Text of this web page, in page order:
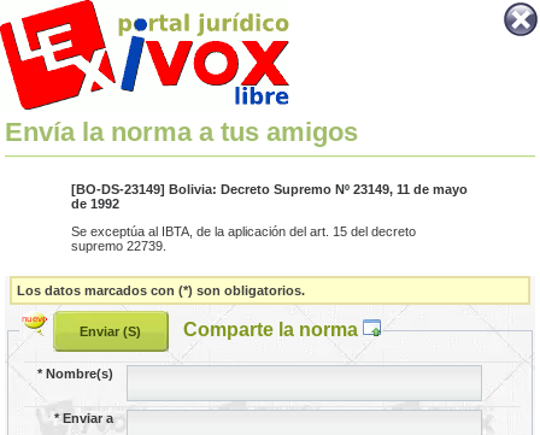
Envía la norma a tus amigos
[BO-DS-23149] Bolivia: Decreto Supremo Nº 23149, 11 de mayo
de 1992
Se exceptúa al IBTA, de la aplicación del art. 15 del decreto
supremo 22739.
Los datos marcados con (*) son obligatorios.
Comparte la norma
*Nombre(s)
*Enviar a